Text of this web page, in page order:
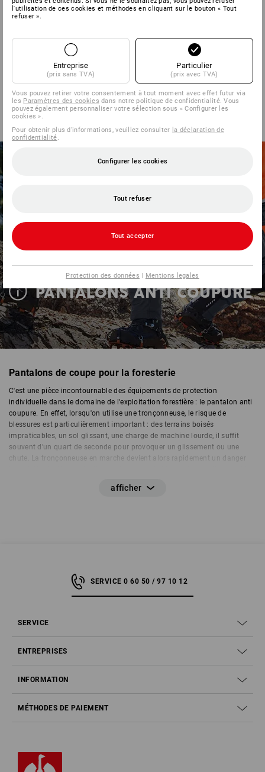
Vous avez déjà consulté 5 articles sur un total de 5 articles.
PANTALONS ANTI COUPURE
Pantalons de coupe pour la foresterie
C'est une pièce incontournable des équipements de protection
individuelle dans le domaine de l'exploitation forestière : le pantalon anti
coupure. En effet, lorsqu'on utilise une tronçonneuse, le risque de
blessures est particulièrement important : des terrains boisés
impraticables, un sol glissant, une charge de machine lourde, il suffit
souvent d'un quart de seconde pour provoquer un glissement ou une
chute. La tronçonneuse en marche devient alors rapidement un danger
Comment une protection anti coupure protège-t-elle ?
SERVICE 0 60 50 / 97 10 12
SERVICE
ENTREPRISES
INFORMATION
MÉTHODES DE PAIEMENT
l'utilisation de ces cookies et méthodes en cliquant sur le bouton « Tout
refuser ».
Entreprise
(prix sans TVA)
Particulier
(prix avec TVA)
Vous pouvez retirer votre consentement à tout moment avec effet futur via
les Paramètres des cookies dans notre politique de confidentialité. Vous
pouvez également personnaliser votre sélection sous « Configurer les
cookies ».
Pour obtenir plus d'informations, veuillez consulter la déclaration de
confidentialité.
Configurer les cookies
Tout refuser
Tout accepter
Protection des données | Mentions legales